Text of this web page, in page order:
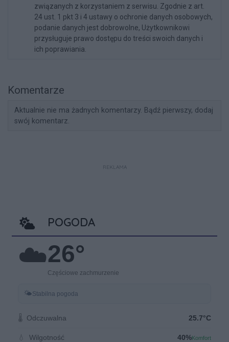
związanych z korzystaniem z serwisu. Zgodnie z art.
24 ust. 1 pkt 3 i 4 ustawy o ochronie danych osobowych,
podanie danych jest dobrowolne, Użytkownikowi
przysługuje prawo dostępu do treści swoich danych i
ich poprawiania.
Komentarze
Aktualnie nie ma żadnych komentarzy. Bądź pierwszy, dodaj
swój komentarz.
REKLAMA
POGODA